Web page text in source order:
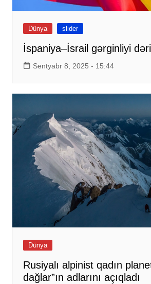
Dünya slider
İspaniya–İsrail gərginliyi
Sentyabr 8, 2025 - 15:44
Dünya
Rusiyalı alpinist qadın
dağlar”ın adlarını açıqladı